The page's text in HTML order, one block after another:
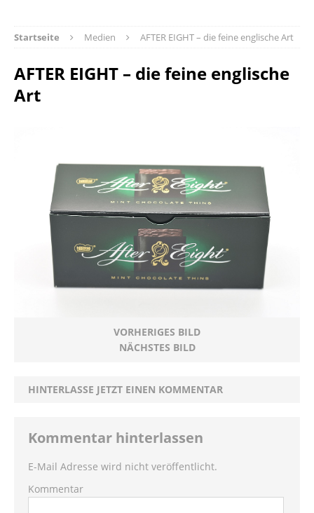
Startseite Medien AFTER EIGHT – die feine englische Art
AFTER EIGHT – die feine englische
Art
VORHERIGES BILD
NÄCHSTES BILD
HINTERLASSE JETZT EINEN KOMMENTAR
Kommentar hinterlassen
E-Mail Adresse wird nicht veröffentlicht.
Kommentar